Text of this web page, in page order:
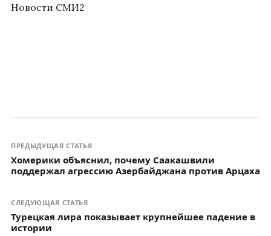
Новости СМИ2
ПРЕДЫДУЩАЯ СТАТЬЯ
Хомерики объяснил, почему Саакашвили
поддержал агрессию Азербайджана против Арцаха
СЛЕДУЮЩАЯ СТАТЬЯ
Турецкая лира показывает крупнейшее падение в
истории